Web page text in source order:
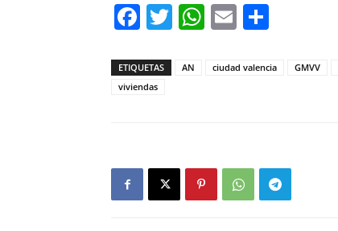
Facebook
Twitter
WhatsApp
Email
ETIQUETAS AN ciudad valencia GMVV
viviendas